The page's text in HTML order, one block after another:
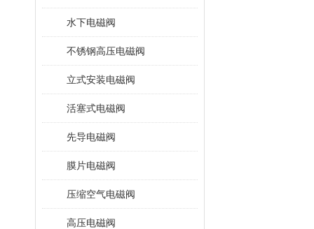
水下电磁阀
不锈钢高压电磁阀
立式安装电磁阀
活塞式电磁阀
先导电磁阀
膜片电磁阀
压缩空气电磁阀
高压电磁阀